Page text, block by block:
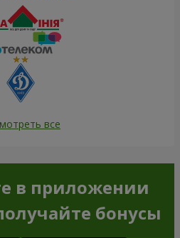
все
в приложении
бонусы